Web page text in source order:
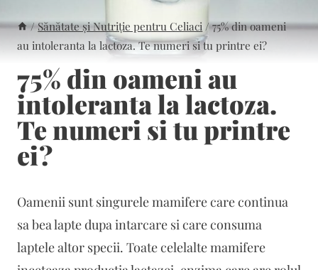
/Sănătate și Nutriție pentru Celiaci /75% din oameni
au intoleranta la lactoza. Te numeri si tu printre ei?
75% din oameni au
intoleranta la lactoza.
Te numeri si tu printre
ei?
Oamenii sunt singurele mamifere care continua
sa bea lapte dupa intarcare si care consuma
laptele altor specii. Toate celelalte mamifere